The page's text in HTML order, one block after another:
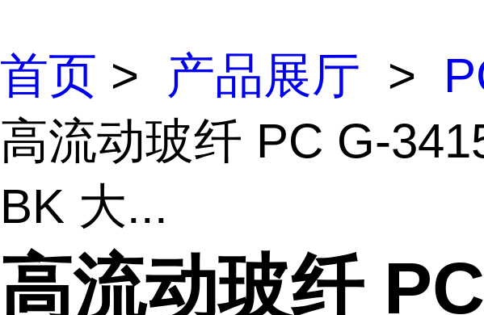
首页 > 产品展厅 >
高流动玻纤 PC G-
BK 大...
高流动玻纤